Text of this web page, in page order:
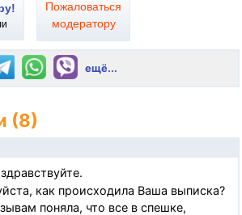
Пожаловаться
модератору
ещё...
(8)
как происходила Ваша выписка?
поняла, что все в спешке,